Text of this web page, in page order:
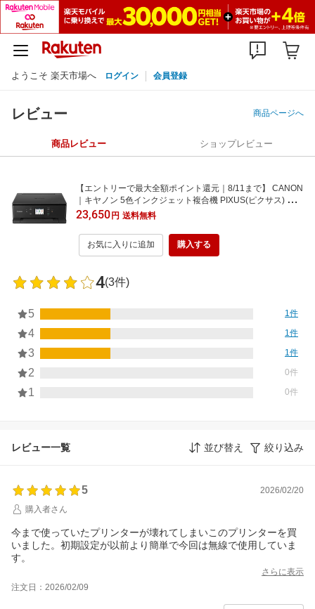
ようこそ 楽天市場へ ログイン 会員登録
レビュー 商品ページへ
商品レビュー ショップレビュー
【エントリーで最大全額ポイント還元｜8/11まで】 CANON
｜キヤノン 5色インクジェット複合機 PIXUS(ピクサス) ブラ
ック TS7630 BK [カード／名刺〜A4]
23,650円 送料無料
お気に入りに追加 購入する
4(3件)
5 1件
4 1件
3 1件
2 0件
1 0件
レビュー一覧 並び替え 絞り込み
5
2026/02/20
購入者さん
今まで使っていたプリンターが壊れてしまいこのプリンターを買
いました。初期設定が以前より簡単で今回は無線で使用していま
す。
さらに表示
注文日：2026/02/09